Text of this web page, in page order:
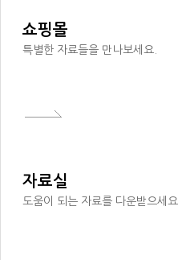
쇼핑몰
특별한 자료들을 만나보세요.
자료실
도움이 되는 자료를 다운받으세요.